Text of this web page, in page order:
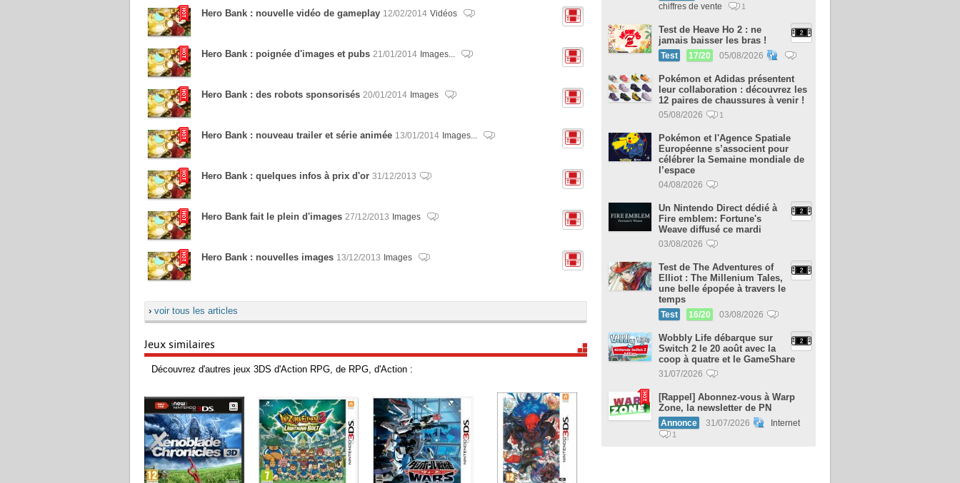
Hero Bank : nouvelle vidéo de gameplay 12/02/2014 Vidéos
Hero Bank : poignée d'images et pubs 21/01/2014 Images...
Hero Bank : des robots sponsorisés 20/01/2014 Images
Hero Bank : nouveau trailer et série animée 13/01/2014 Images...
Hero Bank : quelques infos à prix d'or 31/12/2013
Hero Bank fait le plein d'images 27/12/2013 Images
Hero Bank : nouvelles images 13/12/2013 Images
› voir tous les articles
Jeux similaires
Découvrez d'autres jeux 3DS d'Action RPG, de RPG, d'Action :
chiffres de vente
1
Test de Heave Ho 2 : ne
jamais baisser les bras !
Test 17/20 05/08/2026
Pokémon et Adidas présentent
leur collaboration : découvrez les
12 paires de chaussures à venir !
05/08/2026 1
Pokémon et l'Agence Spatiale
Européenne s’associent pour
célébrer la Semaine mondiale de
l’espace
04/08/2026
Un Nintendo Direct dédié à
Fire emblem: Fortune's
Weave diffusé ce mardi
03/08/2026
Test de The Adventures of
Elliot : The Millenium Tales,
une belle épopée à travers le
temps
Test 16/20 03/08/2026
Wobbly Life débarque sur
Switch 2 le 20 août avec la
coop à quatre et le GameShare
31/07/2026
[Rappel] Abonnez-vous à Warp
Zone, la newsletter de PN
Annonce 31/07/2026 Internet
1